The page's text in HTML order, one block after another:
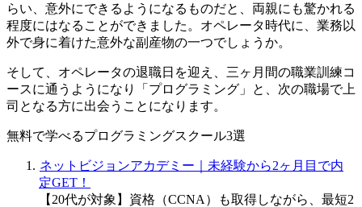
らい、意外にできるようになるものだと、両親にも驚かれる
程度にはなることができました。オペレータ時代に、業務以
外で身に着けた意外な副産物の一つでしょうか。
そして、オペレータの退職日を迎え、三ヶ月間の職業訓練コ
ースに通うようになり「プログラミング」と、次の職場で上
司となる方に出会うことになります。
無料で学べるプログラミングスクール3選
ネットビジョンアカデミー｜未経験から2ヶ月目で内
定GET！
【20代が対象】資格（CCNA）も取得しながら、最短2